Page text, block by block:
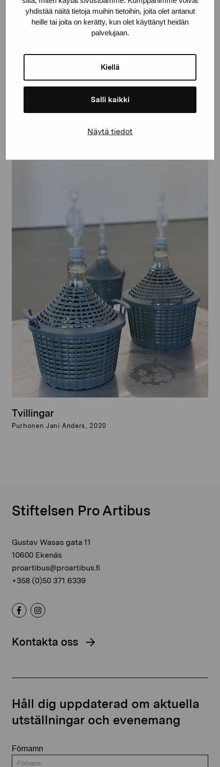
yhdistää näitä tietoja muihin tietoihin, joita olet antanut
heille tai joita on kerätty, kun olet käyttänyt heidän
palvelujaan.
Kiellä
Salli kaikki
Näytä tiedot
Tvillingar
Purhonen Jani Anders, 2020
Stiftelsen Pro Artibus
Gustav Wasas gata 11
10600 Ekenäs
proartibus@proartibus.fi
+358 (0)50 371 6339
Kontakta oss
Håll dig uppdaterad om aktuella
utställningar och evenemang
Förnamn